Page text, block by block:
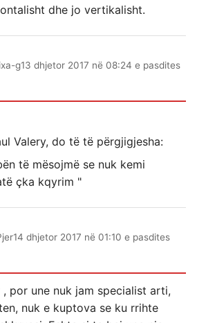
dhe jo vertikalisht.
g13 dhjetor 2017 në 08:24 e pasdites
Valery, do të të përgjigjesha:
të mësojmë se nuk kemi
çka kqyrim "
14 dhjetor 2017 në 01:10 e pasdites
por une nuk jam specialist arti,
nuk e kuptova se ku rrihte